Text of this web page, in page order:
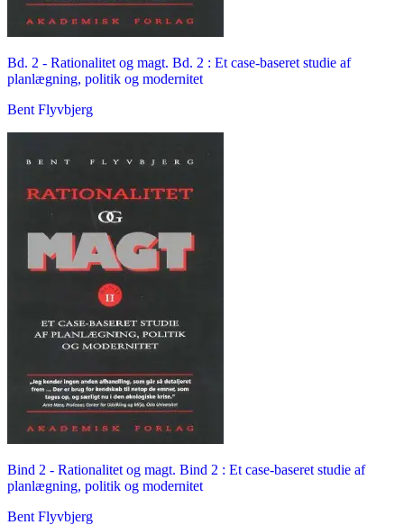
Bd. 2 - Rationalitet og magt. Bd. 2 : Et case-baseret studie af
planlægning, politik og modernitet
Bent Flyvbjerg
Bind 2 - Rationalitet og magt. Bind 2 : Et case-baseret studie af
planlægning, politik og modernitet
Bent Flyvbjerg